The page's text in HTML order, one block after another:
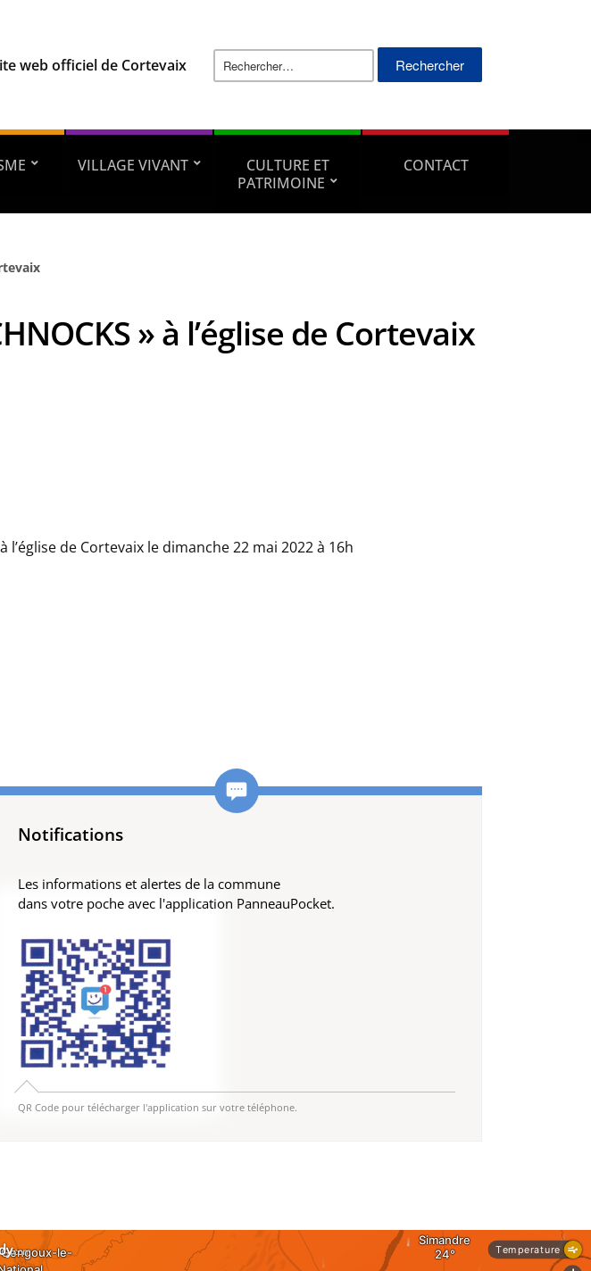
web officiel de Cortevaix
Rechercher :
VILLAGE VIVANT
CULTURE ET
PATRIMOINE
CONTACT
» à l’église de Cortevaix
de Cortevaix le dimanche 22 mai 2022 à 16h
Notifications
Les informations et alertes de la commune
dans votre poche avec l'application PanneauPocket.
QR Code pour télécharger l'application sur votre téléphone.